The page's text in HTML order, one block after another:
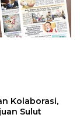
Kolaborasi,
Sulut